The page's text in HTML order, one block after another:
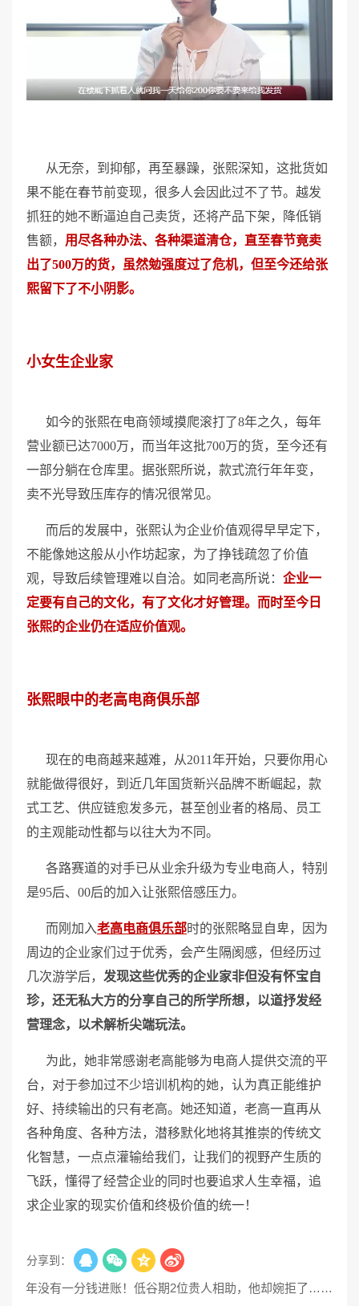
从无奈，到抑郁，再至暴躁，张熙深知，这批货如
果不能在春节前变现，很多人会因此过不了节。越发
抓狂的她不断逼迫自己卖货，还将产品下架，降低销
售额， 用尽各种办法、各种渠道清仓，直至春节竟卖
出了500万的货，虽然勉强度过了危机，但至今还给张
熙留下了不小阴影。
小女生企业家
如今的张熙在电商领域摸爬滚打了8年之久，每年
营业额已达7000万，而当年这批700万的货，至今还有
一部分躺在仓库里。据张熙所说，款式流行年年变，
卖不光导致压库存的情况很常见。
而后的发展中，张熙认为企业价值观得早早定下，
不能像她这般从小作坊起家，为了挣钱疏忽了价值
观，导致后续管理难以自洽。如同老高所说： 企业一
定要有自己的文化，有了文化才好管理。而时至今日
张熙的企业仍在适应价值观。
张熙眼中的老高电商俱乐部
现在的电商越来越难，从2011年开始，只要你用心
就能做得很好，到近几年国货新兴品牌不断崛起，款
式工艺、供应链愈发多元，甚至创业者的格局、员工
的主观能动性都与以往大为不同。
各路赛道的对手已从业余升级为专业电商人，特别
是95后、00后的加入让张熙倍感压力。
而刚加入老高电商俱乐部时的张熙略显自卑，因为
周边的企业家们过于优秀，会产生隔阂感，但经历过
几次游学后， 发现这些优秀的企业家非但没有怀宝自
珍，还无私大方的分享自己的所学所想，以道抒发经
营理念，以术解析尖端玩法。
为此，她非常感谢老高能够为电商人提供交流的平
台，对于参加过不少培训机构的她，认为真正能维护
好、持续输出的只有老高。她还知道，老高一直再从
各种角度、各种方法，潜移默化地将其推崇的传统文
化智慧，一点点灌输给我们，让我们的视野产生质的
飞跃，懂得了经营企业的同时也要追求人生幸福，追
求企业家的现实价值和终极价值的统一！
分享到：
半年没有一分钱进账！低谷期2位贵人相助，他却婉拒了……